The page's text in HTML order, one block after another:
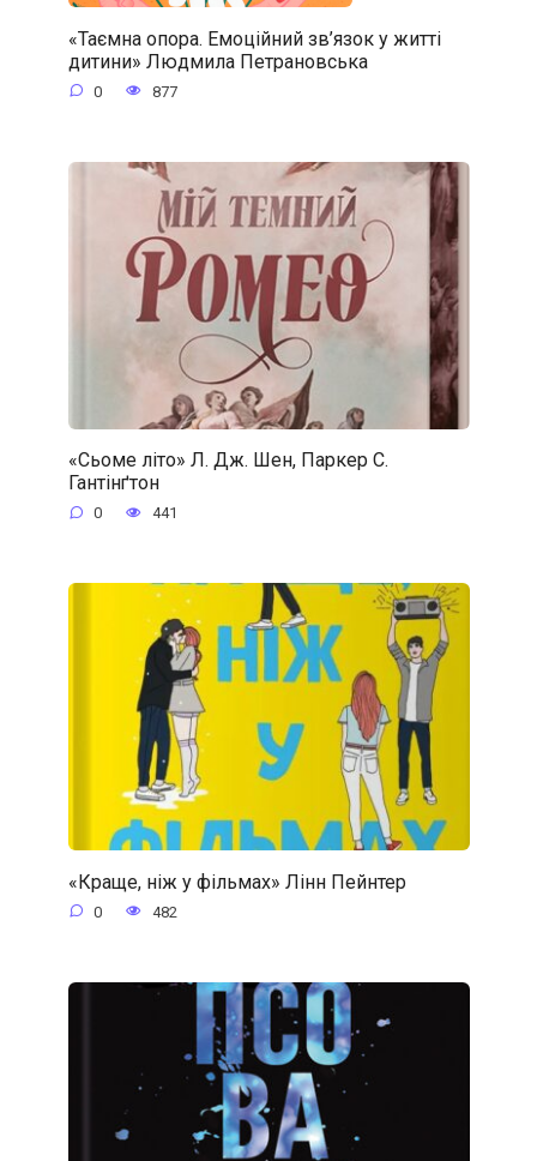
«Таємна опора. Емоційний зв’язок у житті
дитини» Людмила Петрановська
0 877
«Сьоме літо» Л. Дж. Шен, Паркер С.
Гантінґтон
0 441
«Краще, ніж у фільмах» Лінн Пейнтер
0 482